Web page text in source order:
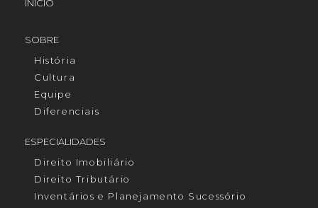
INÍCIO
SOBRE
História
Cultura
Equipe
Diferenciais
ESPECIALIDADES
Direito Imobiliário
Direito Tributário
Inventários e Planejamento Sucessório